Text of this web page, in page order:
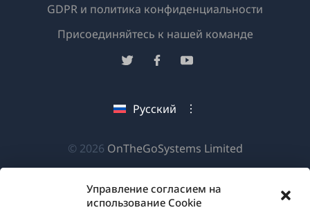
Управление согласием на
использование Cookie
© 2026 OnTheGoSystems Limited
в
Русский
GDPR и политика конфиденциальности
Присоединяйтесь к нашей команде
(открывается
окне)
(открывается
окне)
(открывается